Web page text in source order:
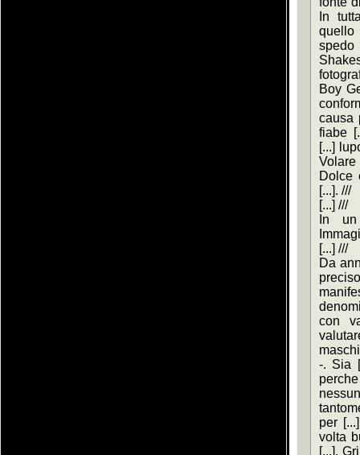
In
Boy
causa
fiabe
[...]
Dolce
[...]. ///
[...] ///
In
[...] ///
Da
con
-. Sia
per
volta
[...].